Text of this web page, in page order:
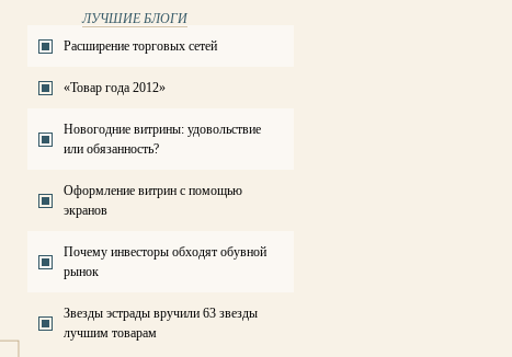
ЛУЧШИЕ БЛОГИ
Расширение торговых сетей
«Товар года 2012»
Новогодние витрины: удовольствие
или обязанность?
Оформление витрин с помощью
экранов
Почему инвесторы обходят обувной
рынок
Звезды эстрады вручили 63 звезды
лучшим товарам